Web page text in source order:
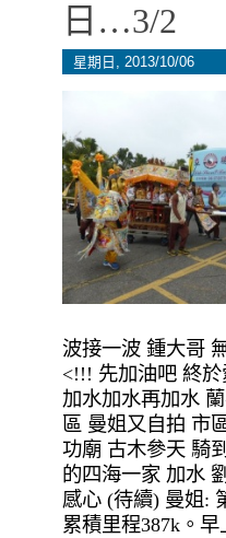
日…3/2
星期日, 2013/10/06
波接一波 鍾大哥
<!!! 先加油吧 終
加水加水再加水
區 曼姐又自拍 市
功廟 古木參天 騎
的四海一家 加水
感心 (待續) 曼姐:
累積里程387k。